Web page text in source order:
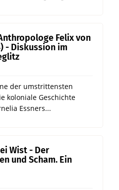
Felix von
- Diskussion im
der umstrittensten
koloniale Geschichte
Essners...
Wist - Der
und Scham. Ein